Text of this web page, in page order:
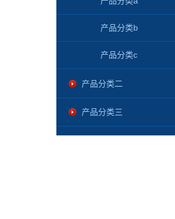
产品分类b
产品分类c
产品分类二
产品分类三